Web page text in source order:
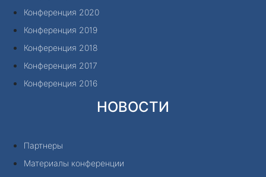
Конференция 2020
Конференция 2019
Конференция 2018
Конференция 2017
Конференция 2016
НОВОСТИ
Партнеры
Материалы конференции